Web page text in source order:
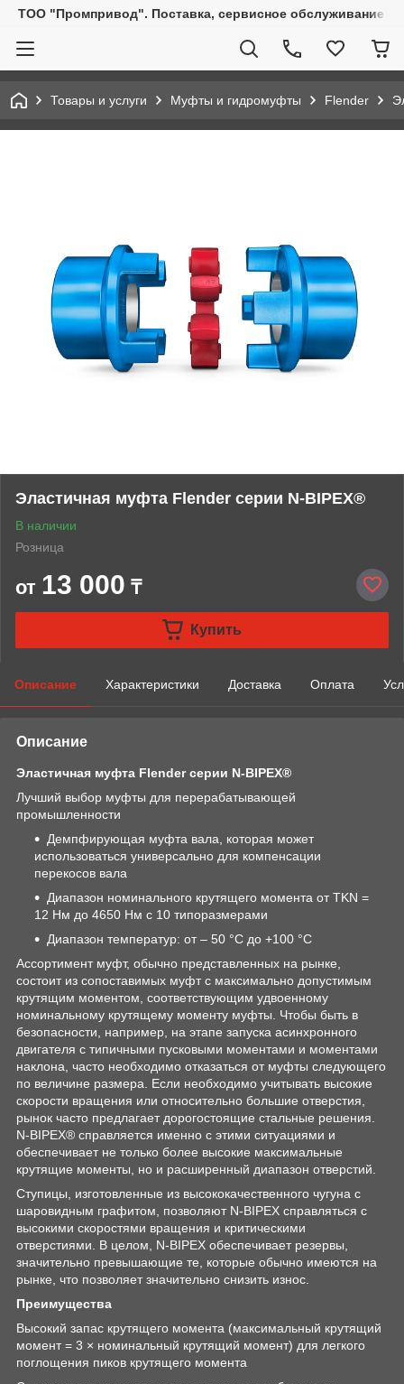
ТОО "Промпривод". Поставка, сервисное обслуживание
Товары и услуги Муфты и гидромуфты Flender
Эластичная муфта Flender серии N-BIPEX®
В наличии
Розница
от 13 000 ₸
Купить
Описание Характеристики Доставка Оплата
Описание
Эластичная муфта Flender серии N-BIPEX®
Лучший выбор муфты для перерабатывающей
промышленности
Демпфирующая муфта вала, которая может
использоваться универсально для компенсации
перекосов вала
Диапазон номинального крутящего момента от TKN =
12 Нм до 4650 Нм с 10 типоразмерами
Диапазон температур: от – 50 °C до +100 °C
Ассортимент муфт, обычно представленных на рынке,
состоит из сопоставимых муфт с максимально допустимым
крутящим моментом, соответствующим удвоенному
номинальному крутящему моменту муфты. Чтобы быть в
безопасности, например, на этапе запуска асинхронного
двигателя с типичными пусковыми моментами и моментами
наклона, часто необходимо отказаться от муфты следующего
по величине размера. Если необходимо учитывать высокие
скорости вращения или относительно большие отверстия,
рынок часто предлагает дорогостоящие стальные решения.
N-BIPEX® справляется именно с этими ситуациями и
обеспечивает не только более высокие максимальные
крутящие моменты, но и расширенный диапазон отверстий.
Ступицы, изготовленные из высококачественного чугуна с
шаровидным графитом, позволяют N-BIPEX справляться с
высокими скоростями вращения и критическими
отверстиями. В целом, N-BIPEX обеспечивает резервы,
значительно превышающие те, которые обычно имеются на
рынке, что позволяет значительно снизить износ.
Преимущества
Высокий запас крутящего момента (максимальный крутящий
момент = 3 × номинальный крутящий момент) для легкого
поглощения пиков крутящего момента